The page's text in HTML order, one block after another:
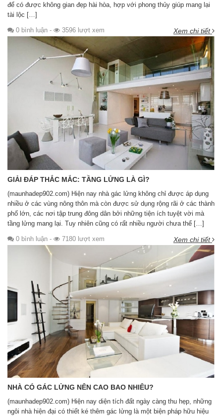
để có được không gian đẹp hài hòa, hợp với phong thủy giúp mang lại
tài lộc […]
0 bình luận - 3596 lượt xem Xem chi tiết
GIẢI ĐÁP THẮC MẮC: TẦNG LỬNG LÀ GÌ?
(maunhadep902.com) Hiện nay nhà gác lửng không chỉ được áp dụng
nhiều ở các vùng nông thôn mà còn được sử dụng rộng rãi ở các thành
phố lớn, các nơi tập trung đông dân bởi những tiện ích tuyệt vời mà
tầng lửng mang lại. Tuy nhiên cũng có rất nhiều người chưa thể […]
0 bình luận - 7180 lượt xem Xem chi tiết
NHÀ CÓ GÁC LỬNG NÊN CAO BAO NHIÊU?
(maunhadep902.com) Hiện nay diện tích đất ngày càng thu hẹp, những
ngôi nhà hiện đại có thiết ké thêm gác lửng là một biện pháp hữu hiệu